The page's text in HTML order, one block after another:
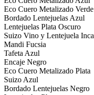
Eco Cuero Metalizado Verde
Bordado Lentejuelas Azul
Lentejuelas Plata Oscuro
Suizo Vino y Lentejuela Inca
Mandi Fucsia
Tafeta Azul
Encaje Negro
Eco Cuero Metalizado Plata
Suizo Azul
Bordado Lentejuelas Negro